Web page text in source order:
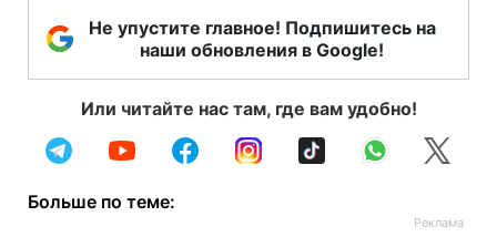
Не упустите главное! Подпишитесь на
наши обновления в Google!
Или читайте нас там, где вам удобно!
Больше по теме: